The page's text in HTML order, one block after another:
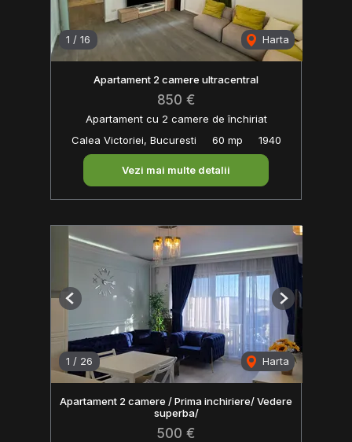
1 / 16 Harta
Apartament 2 camere ultracentral
850 €
Apartament cu 2 camere de închiriat
Calea Victoriei, Bucuresti
60 mp 1940
Vezi mai multe detalii
1 / 26 Harta
Previous Next
Apartament 2 camere / Prima inchiriere/ Vedere
superba/
500 €